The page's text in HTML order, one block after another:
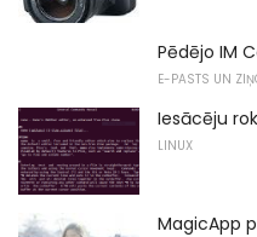
Pēdējo IM
E-PASTS UN
Iesācēju
LINUX
MagicApp